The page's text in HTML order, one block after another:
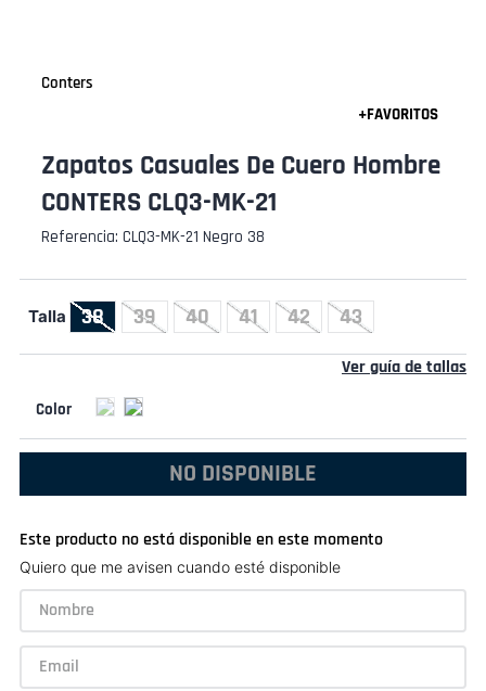
Conters
Zapatos Casuales De Cuero Hombre
CONTERS CLQ3-MK-21
Referencia: CLQ3-MK-21 Negro 38
Talla 38 39 40 41 42 43
Ver guía de tallas
NO DISPONIBLE
Este producto no está disponible en este momento
Quiero que me avisen cuando esté disponible